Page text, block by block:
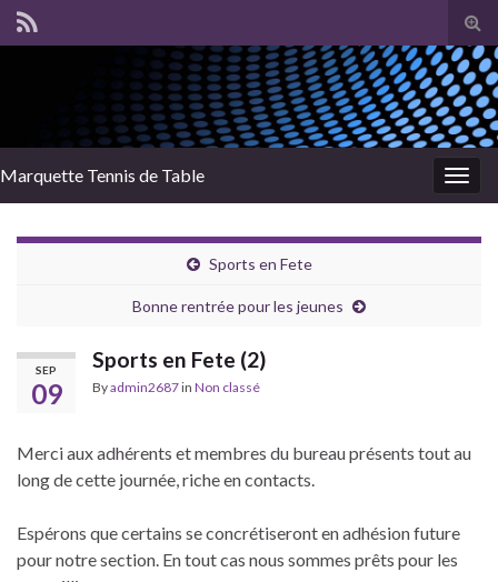
Marquette Tennis de Table
Sports en Fete
Bonne rentrée pour les jeunes
SEP
09
Sports en Fete (2)
Byadmin2687in Non classé
Merci aux adhérents et membres du bureau présents tout au
long de cette journée, riche en contacts.
Espérons que certains se concrétiseront en adhésion future
pour notre section. En tout cas nous sommes prêts pour les